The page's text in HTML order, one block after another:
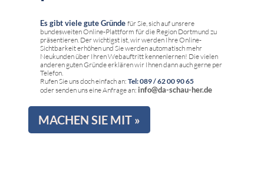
Es gibt viele gute Gründe für Sie, sich auf unsrere
bundesweiten Online-Plattform für die Region Dortmund zu
präsentieren. Der wichtigst ist, wir werden Ihre Online-
Sichtbarkeit erhöhen und Sie werden automatisch mehr
Neukunden über Ihren Webauftritt kennenlernen! Die vielen
anderen guten Gründe erklären wir Ihnen dann auch gerne per
Telefon.
Rufen Sie uns doch einfach an: Tel: 089 / 62 00 90 65
oder senden uns eine Anfrage an: info@da-schau-her.de
MACHEN SIE MIT »